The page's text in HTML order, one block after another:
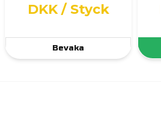
DKK / Styck
Bevaka